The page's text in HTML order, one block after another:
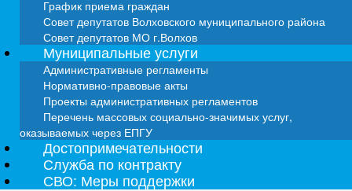
График приема граждан
Совет депутатов Волховского муниципального района
Совет депутатов МО г.Волхов
Муниципальные услуги
Административные регламенты
Нормативно-правовые акты
Проекты административных регламентов
Перечень массовых социально-значимых услуг,
оказываемых через ЕПГУ
Достопримечательности
Служба по контракту
СВО: Меры поддержки